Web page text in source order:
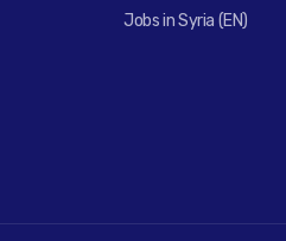
Jobs in Syria (EN)